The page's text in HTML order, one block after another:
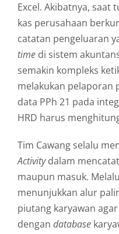
Excel. Akibatnya, saat
kas perusahaan
catatan pengeluaran
time di sistem
semakin kompleks
melakukan pelaporan
data PPh 21 pada
HRD harus
Tim Cawang selalu
Activitydalam
maupun masuk.
menunjukkan alur
piutang karyawan
dengan database